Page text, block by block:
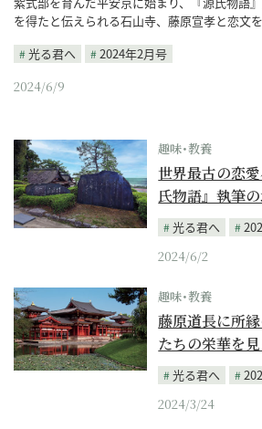
を得たと伝えられる石山寺、藤原宣孝と恋文
光る君へ
2024年2月号
2024/6/9
趣味･教養
世界最古の恋
氏物語』執筆
光る君へ
2024/6/2
趣味･教養
藤原道長に所
たちの栄華を
光る君へ
2024/3/24